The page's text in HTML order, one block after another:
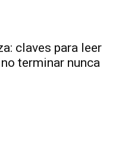
claves para leer
terminar nunca